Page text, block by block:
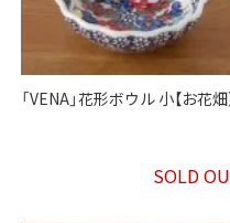
「VENA」花形ボウル 小【お花畑
SOLD